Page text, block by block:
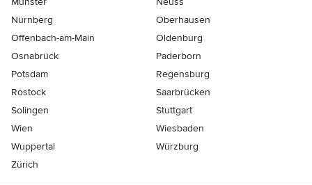
Nürnberg
Oberhausen
Offenbach-am-Main
Oldenburg
Osnabrück
Paderborn
Potsdam
Regensburg
Rostock
Saarbrücken
Solingen
Stuttgart
Wien
Wiesbaden
Wuppertal
Würzburg
Zürich